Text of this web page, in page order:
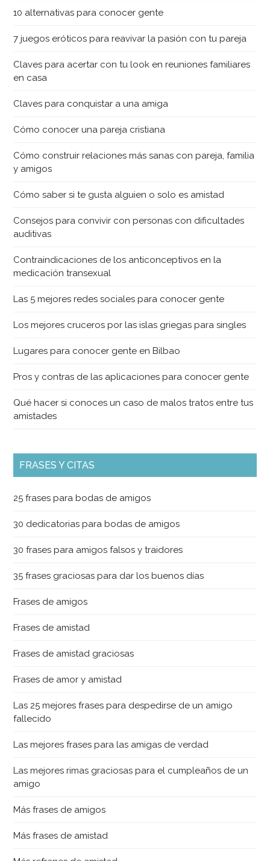
10 alternativas para conocer gente
7 juegos eróticos para reavivar la pasión con tu pareja
Claves para acertar con tu look en reuniones familiares
en casa
Claves para conquistar a una amiga
Cómo conocer una pareja cristiana
Cómo construir relaciones más sanas con pareja, familia
y amigos
Cómo saber si te gusta alguien o solo es amistad
Consejos para convivir con personas con dificultades
auditivas
Contraindicaciones de los anticonceptivos en la
medicación transexual
Las 5 mejores redes sociales para conocer gente
Los mejores cruceros por las islas griegas para singles
Lugares para conocer gente en Bilbao
Pros y contras de las aplicaciones para conocer gente
Qué hacer si conoces un caso de malos tratos entre tus
amistades
FRASES Y CITAS
25 frases para bodas de amigos
30 dedicatorias para bodas de amigos
30 frases para amigos falsos y traidores
35 frases graciosas para dar los buenos días
Frases de amigos
Frases de amistad
Frases de amistad graciosas
Frases de amor y amistad
Las 25 mejores frases para despedirse de un amigo
fallecido
Las mejores frases para las amigas de verdad
Las mejores rimas graciosas para el cumpleaños de un
amigo
Más frases de amigos
Más frases de amistad